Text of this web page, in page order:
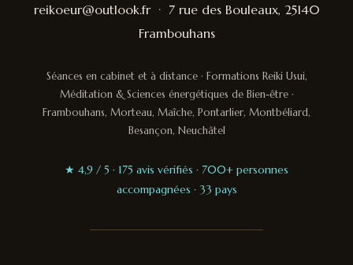
reikoeur@outlook.fr · 7 rue des Bouleaux, 25140
Frambouhans
Séances en cabinet et à distance · Formations Reiki Usui,
Méditation & Sciences énergétiques de Bien-être ·
Frambouhans, Morteau, Maîche, Pontarlier, Montbéliard,
Besançon, Neuchâtel
★ 4,9 / 5 · 175 avis vérifiés · 700+ personnes
accompagnées · 33 pays